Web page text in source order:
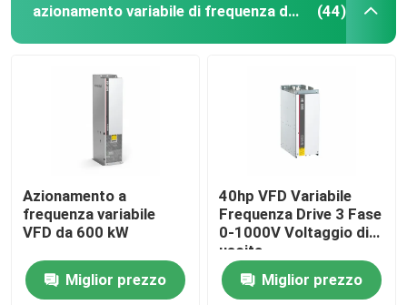
azionamento variabile di frequenza del vfd (44)
Azionamento a
frequenza variabile
VFD da 600 kW
Miglior prezzo
40hp VFD Variabile
Frequenza Drive 3 Fase
0-1000V Voltaggio di
uscita
Miglior prezzo